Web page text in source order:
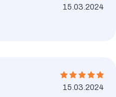
15.03.2024
15.03.2024